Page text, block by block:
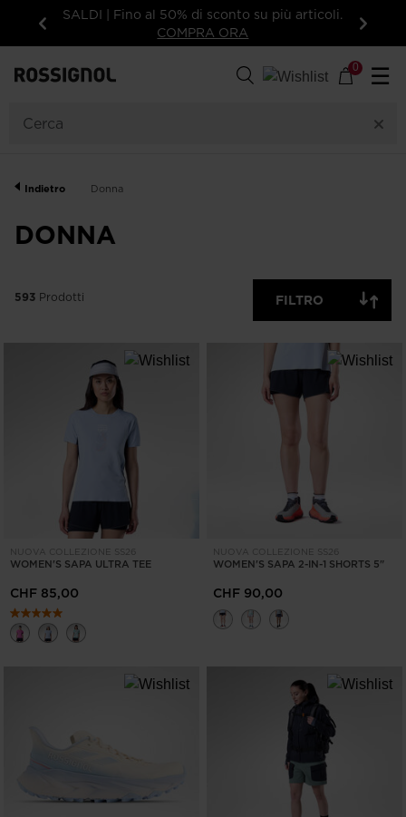
Indietro
15% di sconto sul tuo primo ordine: iscriviti
alla newsletter!
Avanti
0 ☰
Indietro Donna
DONNA
LIVELLO DI SCI
MOSTRA
DISPONIBILI
CANCELLA
593 Prodotti FILTRO
NUOVA COLLEZIONE SS26
WOMEN'S SAPA ULTRA TEE
CHF 85,00
NUOVA COLLEZIONE SS26
WOMEN'S SAPA 2-IN-1 SHORTS 5"
CHF 90,00